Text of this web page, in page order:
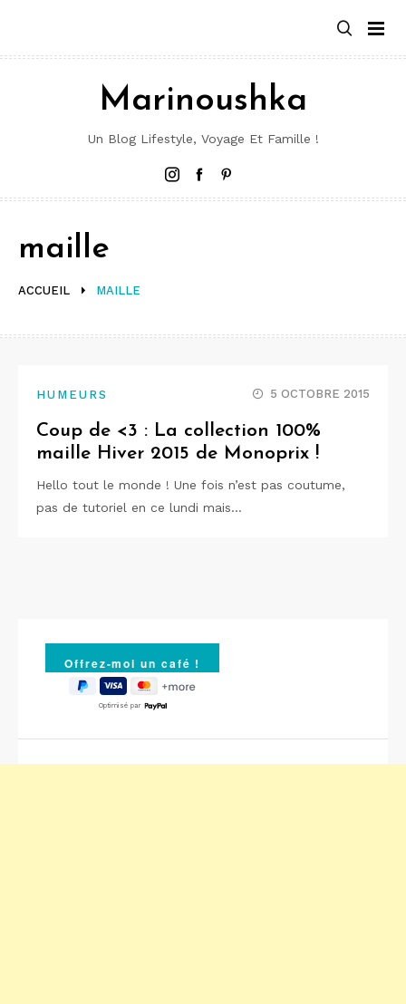
contenu
Marinoushka
Un Blog Lifestyle, Voyage Et Famille !
Instagram
Facebook
ACCUEIL MAILLE
maille
HUMEURS 5 OCTOBRE 2015
Coup de <3 : La collection 100%
maille Hiver 2015 de Monoprix !
Hello tout le monde ! Une fois n’est pas coutume,
pas de tutoriel en ce lundi mais…
Optimisé par